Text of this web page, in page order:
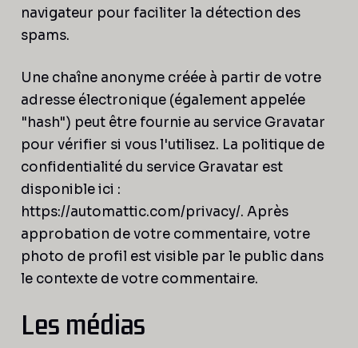
navigateur pour faciliter la détection des
spams.
Une chaîne anonyme créée à partir de votre
adresse électronique (également appelée
"hash") peut être fournie au service Gravatar
pour vérifier si vous l'utilisez. La politique de
confidentialité du service Gravatar est
disponible ici :
https://automattic.com/privacy/. Après
approbation de votre commentaire, votre
photo de profil est visible par le public dans
le contexte de votre commentaire.
Les médias